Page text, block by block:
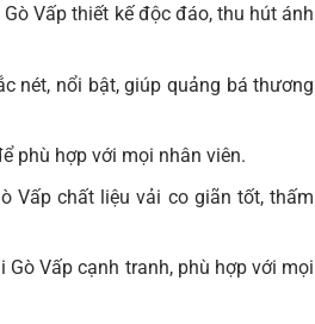
Vấp thiết kế độc đáo, thu hút ánh
nét, nổi bật, giúp quảng bá thương
phù hợp với mọi nhân viên.
Vấp chất liệu vải co giãn tốt, thấm
Vấp cạnh tranh, phù hợp với mọi